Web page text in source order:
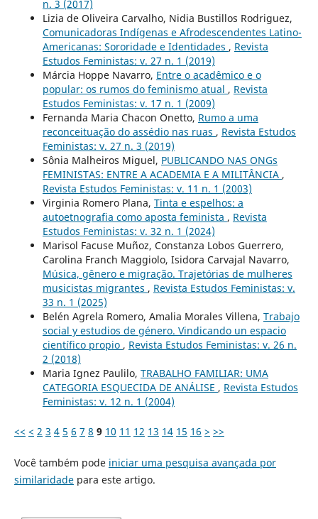
n. 3 (2017)
Lizia de Oliveira Carvalho, Nidia Bustillos Rodriguez,
Comunicadoras Indígenas e Afrodescendentes Latino-
Americanas: Sororidade e Identidades , Revista
Estudos Feministas: v. 27 n. 1 (2019)
Márcia Hoppe Navarro, Entre o acadêmico e o
popular: os rumos do feminismo atual , Revista
Estudos Feministas: v. 17 n. 1 (2009)
Fernanda Maria Chacon Onetto, Rumo a uma
reconceituação do assédio nas ruas , Revista Estudos
Feministas: v. 27 n. 3 (2019)
Sônia Malheiros Miguel, PUBLICANDO NAS ONGs
FEMINISTAS: ENTRE A ACADEMIA E A MILITÂNCIA ,
Revista Estudos Feministas: v. 11 n. 1 (2003)
Virginia Romero Plana, Tinta e espelhos: a
autoetnografia como aposta feminista , Revista
Estudos Feministas: v. 32 n. 1 (2024)
Marisol Facuse Muñoz, Constanza Lobos Guerrero,
Carolina Franch Maggiolo, Isidora Carvajal Navarro,
Música, gênero e migração. Trajetórias de mulheres
musicistas migrantes , Revista Estudos Feministas: v.
33 n. 1 (2025)
Belén Agrela Romero, Amalia Morales Villena, Trabajo
social y estudios de género. Vindicando un espacio
científico propio , Revista Estudos Feministas: v. 26 n.
2 (2018)
Maria Ignez Paulilo, TRABALHO FAMILIAR: UMA
CATEGORIA ESQUECIDA DE ANÁLISE , Revista Estudos
Feministas: v. 12 n. 1 (2004)
<< < 2 3 4 5 6 7 8 9 10 11 12 13 14 15 16 > >>
Você também pode iniciar uma pesquisa avançada por
similaridadepara este artigo.